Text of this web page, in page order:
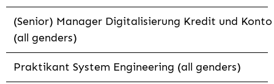
(Senior) Manager Digitalisierung Kredit und Konto
(all genders)
Praktikant System Engineering (all genders)